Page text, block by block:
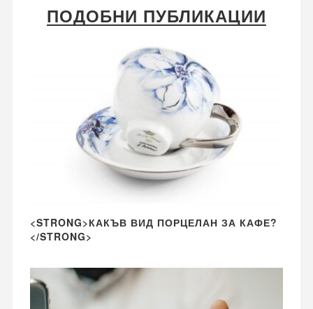
ПОДОБНИ ПУБЛИКАЦИИ
<STRONG>КАКЪВ ВИД ПОРЦЕЛАН ЗА КАФЕ?
</STRONG>